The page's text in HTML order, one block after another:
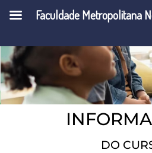
CLÍNICA
DO
Faculdade Metropolitana